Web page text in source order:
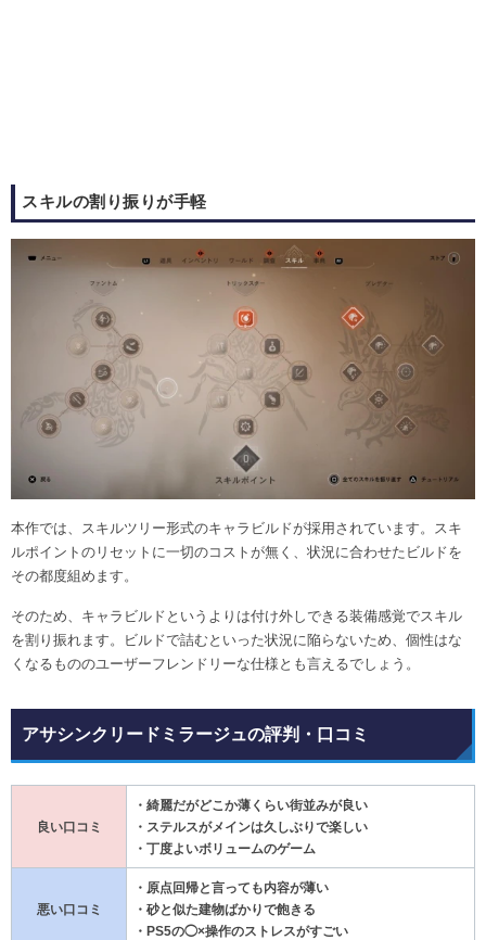
スキルの割り振りが手軽
本作では、スキルツリー形式のキャラビルドが採用されています。スキ
ルポイントのリセットに一切のコストが無く、状況に合わせたビルドを
その都度組めます。
そのため、キャラビルドというよりは付け外しできる装備感覚でスキル
を割り振れます。ビルドで詰むといった状況に陥らないため、個性はな
くなるもののユーザーフレンドリーな仕様とも言えるでしょう。
アサシンクリードミラージュの評判・口コミ
良い口コミ
・綺麗だがどこか薄くらい街並みが良い
・ステルスがメインは久しぶりで楽しい
・丁度よいボリュームのゲーム
悪い口コミ
・原点回帰と言っても内容が薄い
・砂と似た建物ばかりで飽きる
・PS5の◯×操作のストレスがすごい